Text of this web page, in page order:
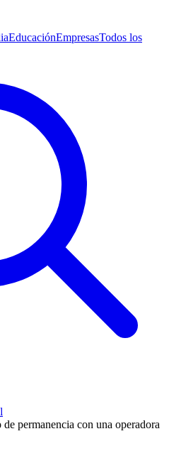
EducaciónEmpresasTodos los
permanencia con una operadora